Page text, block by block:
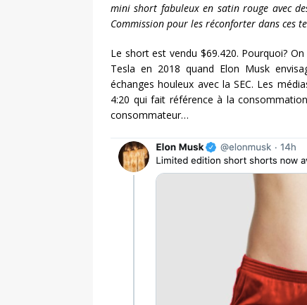
mini short fabuleux en satin rouge avec
Commission pour les réconforter dans ces
Le short est vendu $69.420. Pourquoi?
Tesla en 2018 quand Elon Musk
échanges houleux avec la SEC. Les
4:20 qui fait référence à la
consommateur…